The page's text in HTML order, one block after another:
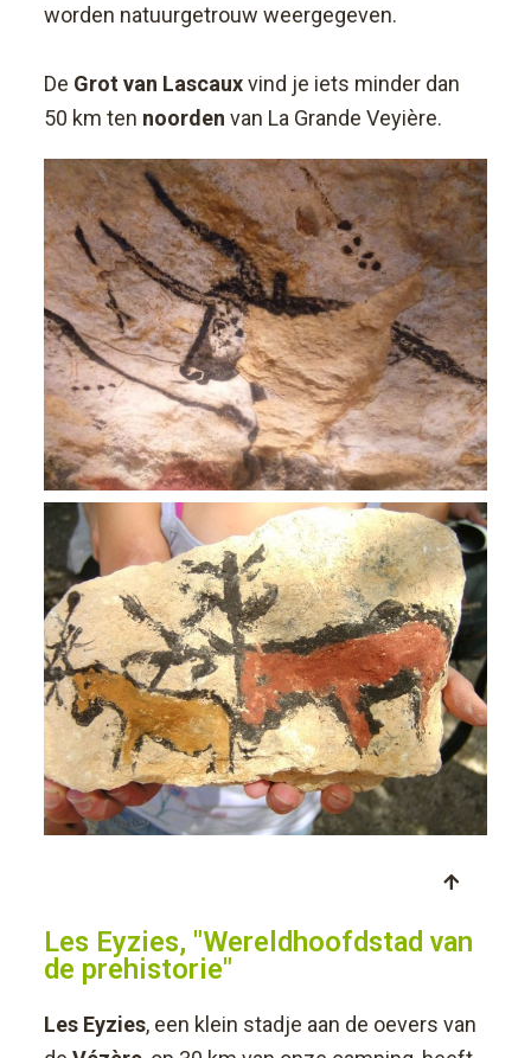
worden natuurgetrouw weergegeven.
De Grot van Lascauxvind je iets minder dan
50 km ten noorden van La Grande Veyière.
Les Eyzies, "Wereldhoofdstad van
de prehistorie"
Les Eyzies, een klein stadje aan de oevers van